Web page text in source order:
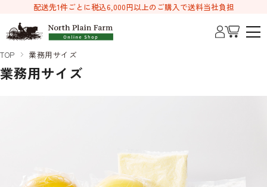
配送先1件ごとに税込6,000円以上のご購入で送料当社負担
TOP 業務用サイズ
業務用サイズ